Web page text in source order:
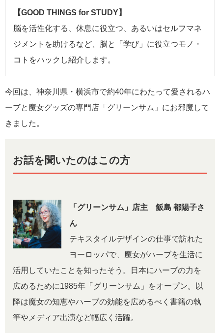
【GOOD THINGS for STUDY】
脳を活性化する、休息に役立つ、あるいはセルフマネ
ジメントを助けるなど、脳と「学び」に役立つモノ・
コトをハックし紹介します。
今回は、神奈川県・横浜市で約40年にわたって愛されるハ
ーブと魔女グッズの専門店「グリーンサム」にお邪魔して
きました。
お話を聞いたのはこの方
「グリーンサム」店主 飯島 都陽子さ
ん
テキスタイルデザインの仕事で訪れた
ヨーロッパで、魔女がハーブを生活に
活用していたことを知ったそう。日本にハーブの力を
広めるために1985年「グリーンサム」をオープン。以
降は魔女の知恵やハーブの効能を広めるべく書籍の執
筆やメディア出演など幅広く活躍。